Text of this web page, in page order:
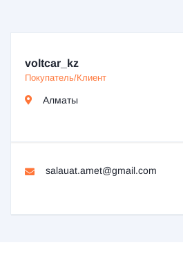
voltcar_kz
Покупатель/Клиент
Алматы
salauat.amet@gmail.com